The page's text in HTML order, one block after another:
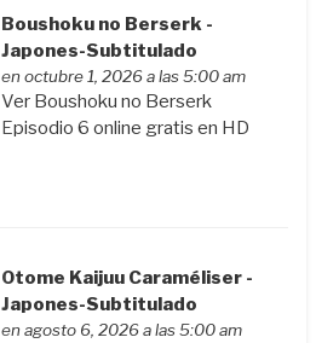
Boushoku no Berserk -
Japones-Subtitulado
en octubre 1, 2026 a las 5:00 am
Ver Boushoku no Berserk
Episodio 6 online gratis en HD
Otome Kaijuu Caraméliser -
Japones-Subtitulado
en agosto 6, 2026 a las 5:00 am